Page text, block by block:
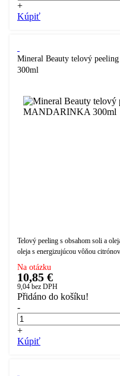
+
Kúpiť
Mineral Beauty telový
300ml
Telový peeling s obsahom soli a
oleja s energizujúcou vôňou
Na otázku
10,85 €
9,04 bez DPH
Přidáno do košíku!
-
+
Kúpiť